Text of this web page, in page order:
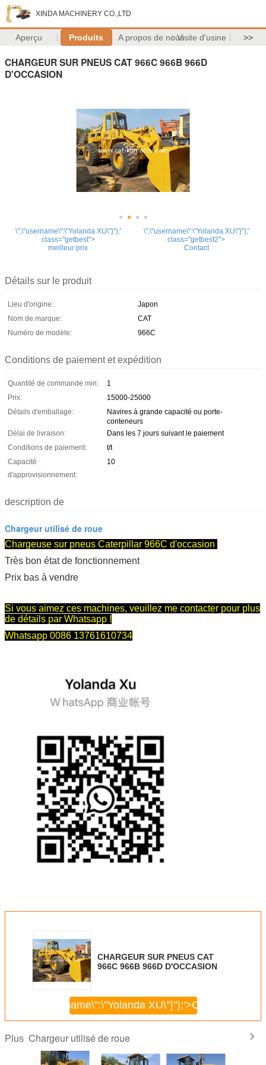
XINDA MACHINERY CO.,LTD
Aperçu Produits A propos de nousVisite d'usine >>
CHARGEUR SUR PNEUS CAT 966C 966B 966D
D'OCCASION
\",\"username\":\"Yolanda XU\"}");'
class="getbest">
meilleur prix
\",\"username\":\"Yolanda XU\"}");'
class="getbest2">
Contact
Détails sur le produit
Lieu d'origine:
Japon
Nom de marque:
CAT
Numéro de modèle:
966C
Conditions de paiement et expédition
Quantité de commande min:
1
Prix:
15000-25000
Détails d'emballage:
Navires à grande capacité ou porte-
conteneurs
Délai de livraison:
Dans les 7 jours suivant le paiement
Conditions de paiement:
t/t
Capacité
d'approvisionnement:
10
description de
Chargeur utilisé de roue
Chargeuse sur pneus Caterpillar 966C d'occasion
Très bon état de fonctionnement
Prix bas à vendre
Si vous aimez ces machines, veuillez me contacter pour plus
de détails par Whatsapp !
Whatsapp 0086 13761610734
CHARGEUR SUR PNEUS CAT
966C 966B 966D D'OCCASION
\",\"username\":\"Yolanda XU\"}");'>Continuer
Plus Chargeur utilisé de roue